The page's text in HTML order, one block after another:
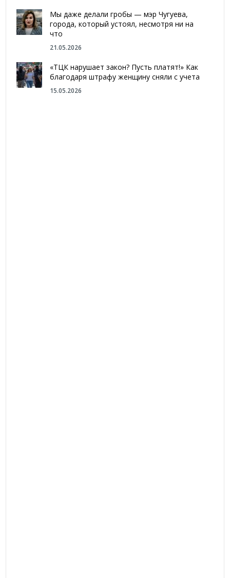
Мы даже делали гробы — мэр Чугуева,
города, который устоял, несмотря ни на
что
21.05.2026
«ТЦК нарушает закон? Пусть платят!» Как
благодаря штрафу женщину сняли с учета
15.05.2026